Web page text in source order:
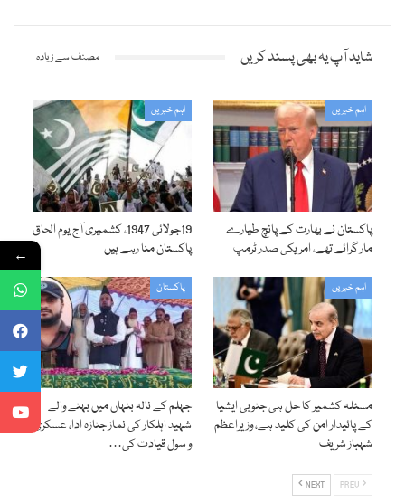
شاید آپ یہ بھی پسند کریں مصنف سے زیادہ
اہم خبریں
پاکستان نے بھارت کے پانچ طیارے
مار گرائے تھے، امریکی صدر ٹرمپ
اہم خبریں
19جولائی 1947، کشمیری آج یوم الحاق
پاکستان منا رہے ہیں
اہم خبریں
مسئلہ کشمیر کا حل ہی جنوبی ایشیا
کے پائیدار امن کی کلید ہے، وزیراعظم
شہباز شریف
پاکستان
جہلم کے نالہ بنہاں میں بہنے والے
شہید اہلکار کی نماز جنازہ ادا، عسکری
و سول قیادت کی…
NEXT
←